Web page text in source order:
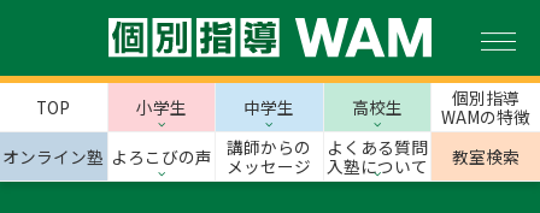
TOP 小学生 中学生 高校生
個別指導
WAMの特徴
オンライン塾 よろこびの声
講師からの
メッセージ
よくある質問
入塾について
教室検索